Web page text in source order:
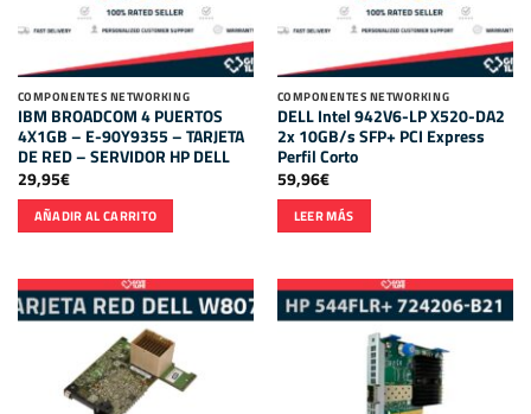
COMPONENTES NETWORKING
IBM BROADCOM 4 PUERTOS
4X1GB – E-90Y9355 – TARJETA
DE RED – SERVIDOR HP DELL
29,95€
AÑADIR AL CARRITO
COMPONENTES NETWORKING
DELL Intel 942V6-LP X520-DA2
2x 10GB/s SFP+ PCI Express
Perfil Corto
59,96€
LEER MÁS